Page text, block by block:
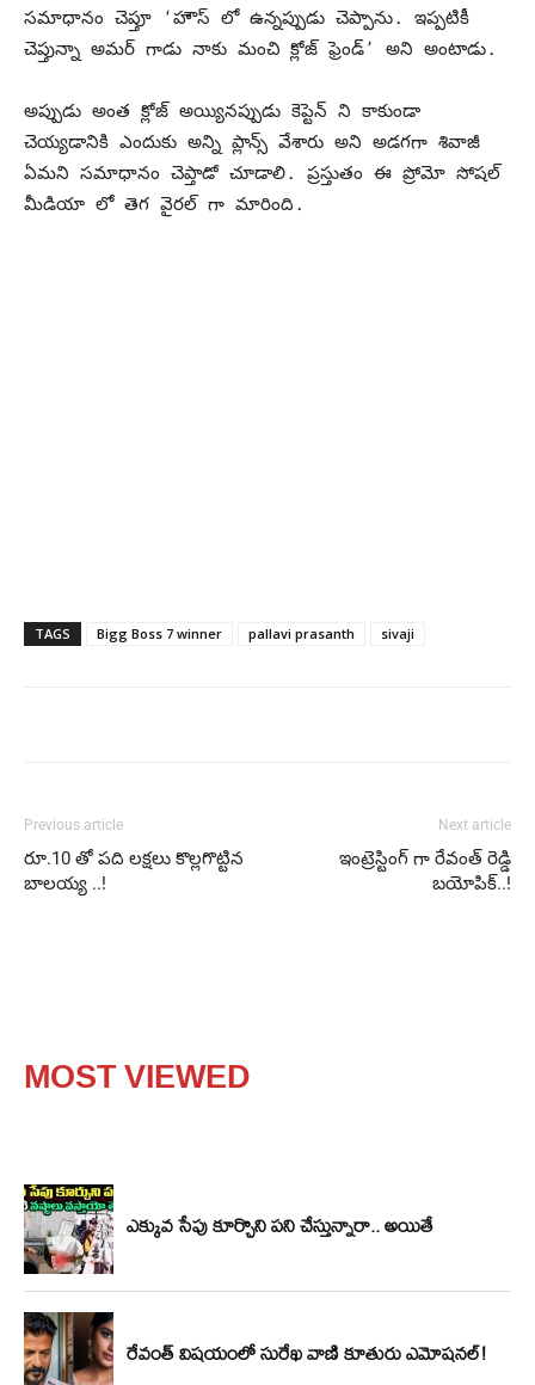
సమాధానం చెప్తూ ‘హౌస్ లో ఉన్నప్పుడు చెప్పాను. ఇప్పటికీ
చెప్తున్నా అమర్ గాడు నాకు మంచి క్లోజ్ ఫ్రెండ్’ అని అంటాడు.
అప్పుడు అంత క్లోజ్ అయ్యినప్పుడు కెప్టెన్ ని కాకుండా
చెయ్యడానికి ఎందుకు అన్ని ప్లాన్స్ వేశారు అని అడగగా శివాజీ
ఏమని సమాధానం చెప్తాడో చూడాలి. ప్రస్తుతం ఈ ప్రోమో సోషల్
మీడియా లో తెగ వైరల్ గా మారింది.
TAGS Bigg Boss 7 winner pallavi prasanth sivaji
Previous article
రూ.10 తో పది లక్షలు కొల్లగొట్టిన
బాలయ్య ..!
Next article
ఇంట్రెస్టింగ్ గా రేవంత్ రెడ్డి
బయోపిక్..!
MOST VIEWED